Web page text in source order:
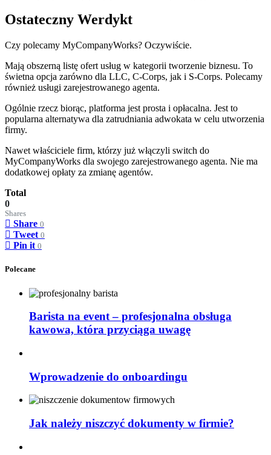
Ostateczny Werdykt
Czy polecamy MyCompanyWorks? Oczywiście.
Mają obszerną listę ofert usług w kategorii tworzenie biznesu. To
świetna opcja zarówno dla LLC, C-Corps, jak i S-Corps. Polecamy
również usługi zarejestrowanego agenta.
Ogólnie rzecz biorąc, platforma jest prosta i opłacalna. Jest to
popularna alternatywa dla zatrudniania adwokata w celu utworzenia
firmy.
Nawet właściciele firm, którzy już włączyli switch do
MyCompanyWorks dla swojego zarejestrowanego agenta. Nie ma
dodatkowej opłaty za zmianę agentów.
Total
0
Shares
Share 0
Tweet 0
Pin it 0
Polecane
Barista na event – profesjonalna obsługa
kawowa, która przyciąga uwagę
Wprowadzenie do onboardingu
Jak należy niszczyć dokumenty w firmie?